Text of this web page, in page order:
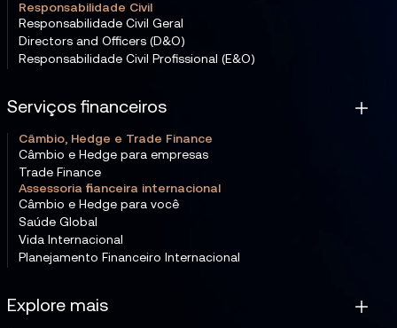
Responsabilidade Civil
Responsabilidade Civil Geral
Directors and Officers (D&O)
Responsabilidade Civil Profissional (E&O)
Serviços financeiros
Câmbio, Hedge e Trade Finance
Câmbio e Hedge para empresas
Trade Finance
Assessoria financeira internacional
Câmbio e Hedge para você
Saúde Global
Vida Internacional
Planejamento Financeiro Internacional
Explore mais